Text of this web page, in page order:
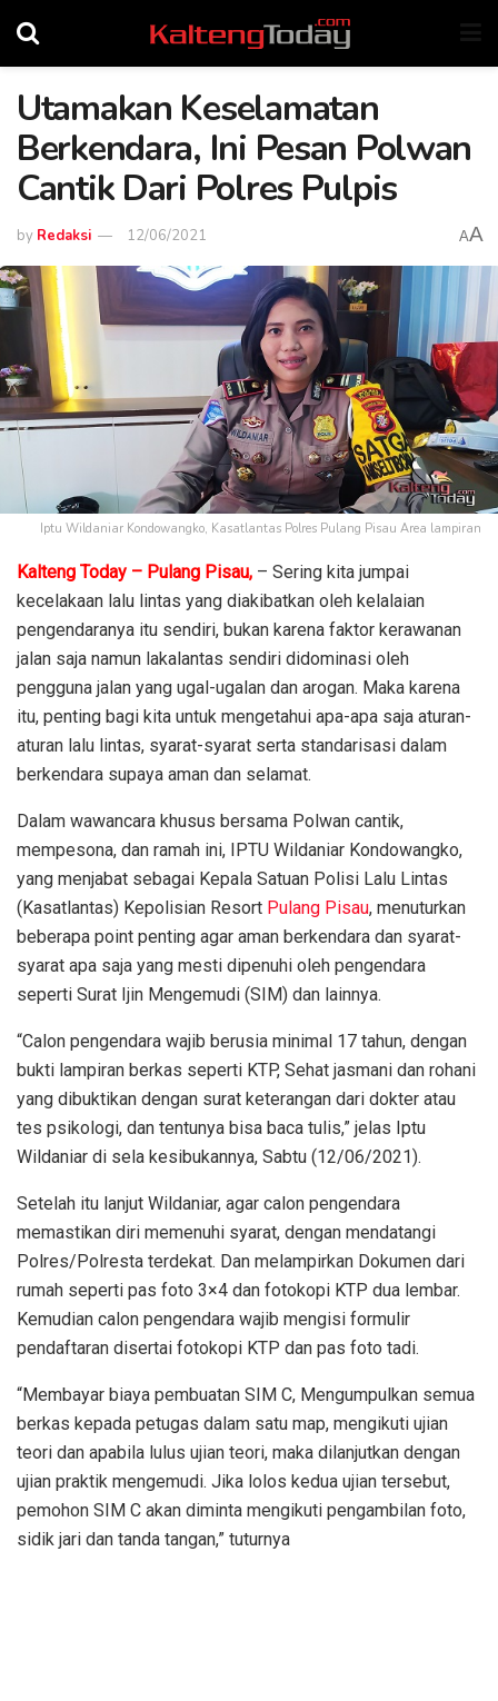
Utamakan Keselamatan
Berkendara, Ini Pesan Polwan
Cantik Dari Polres Pulpis
by Redaksi 12/06/2021 AA
Iptu Wildaniar Kondowangko, Kasatlantas Polres Pulang Pisau Area lampiran
Kalteng Today – Pulang Pisau, – Sering kita jumpai
kecelakaan lalu lintas yang diakibatkan oleh kelalaian
pengendaranya itu sendiri, bukan karena faktor kerawanan
jalan saja namun lakalantas sendiri didominasi oleh
pengguna jalan yang ugal-ugalan dan arogan. Maka karena
itu, penting bagi kita untuk mengetahui apa-apa saja aturan-
aturan lalu lintas, syarat-syarat serta standarisasi dalam
berkendara supaya aman dan selamat.
Dalam wawancara khusus bersama Polwan cantik,
mempesona, dan ramah ini, IPTU Wildaniar Kondowangko,
yang menjabat sebagai Kepala Satuan Polisi Lalu Lintas
(Kasatlantas) Kepolisian Resort Pulang Pisau, menuturkan
beberapa point penting agar aman berkendara dan syarat-
syarat apa saja yang mesti dipenuhi oleh pengendara
seperti Surat Ijin Mengemudi (SIM) dan lainnya.
“Calon pengendara wajib berusia minimal 17 tahun, dengan
bukti lampiran berkas seperti KTP, Sehat jasmani dan rohani
yang dibuktikan dengan surat keterangan dari dokter atau
tes psikologi, dan tentunya bisa baca tulis,” jelas Iptu
Wildaniar di sela kesibukannya, Sabtu (12/06/2021).
Setelah itu lanjut Wildaniar, agar calon pengendara
memastikan diri memenuhi syarat, dengan mendatangi
Polres/Polresta terdekat. Dan melampirkan Dokumen dari
rumah seperti pas foto 3×4 dan fotokopi KTP dua lembar.
Kemudian calon pengendara wajib mengisi formulir
pendaftaran disertai fotokopi KTP dan pas foto tadi.
“Membayar biaya pembuatan SIM C, Mengumpulkan semua
berkas kepada petugas dalam satu map, mengikuti ujian
teori dan apabila lulus ujian teori, maka dilanjutkan dengan
ujian praktik mengemudi. Jika lolos kedua ujian tersebut,
pemohon SIM C akan diminta mengikuti pengambilan foto,
sidik jari dan tanda tangan,” tuturnya